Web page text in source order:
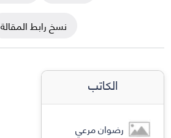
نسخ رابط المقالة
الكاتب
رضوان مرعي